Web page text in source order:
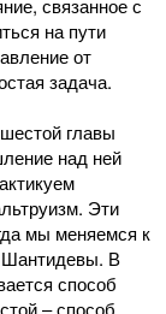
связанное с
на пути
от
задача.
главы
над ней
Эти
мы меняемся к
Шантидевы. В
способ
– способ